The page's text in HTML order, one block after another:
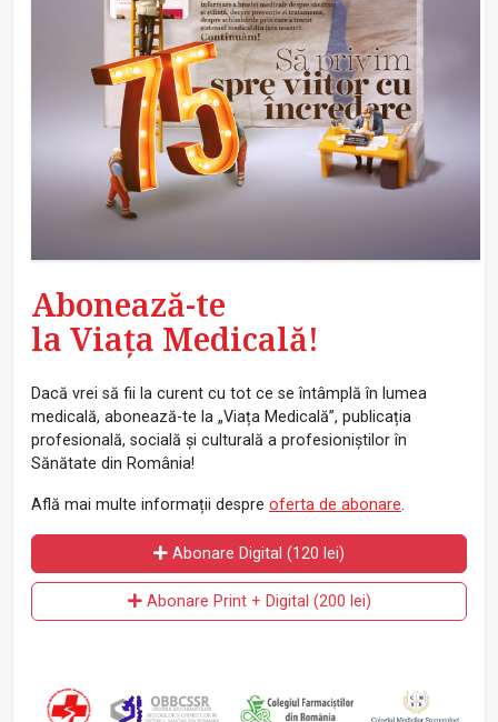
Abonează-te
la Viața Medicală!
Dacă vrei să fii la curent cu tot ce se întâmplă în lumea
medicală, abonează-te la „Viața Medicală”, publicația
profesională, socială și culturală a profesioniștilor în
Sănătate din România!
Află mai multe informații despre oferta de abonare.
Abonare Digital (120 lei)
Abonare Print + Digital (200 lei)